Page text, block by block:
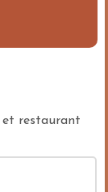
et restaurant